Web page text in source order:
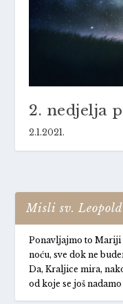
2. nedjelja
2.1.2021.
Misli sv.
Ponavljajmo to Mariji
noću, sve dok ne
Da, Kraljice mira,
od koje se još